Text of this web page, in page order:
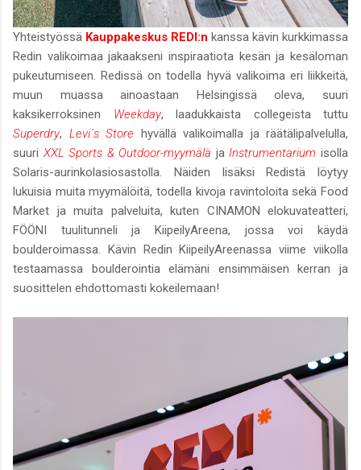
Yhteistyössä Kauppakeskus REDI:n kanssa kävin kurkkimassa
Redin valikoimaa jakaakseni inspiraatiota kesän ja kesäloman
pukeutumiseen. Redissä on todella hyvä valikoima eri liikkeitä,
muun muassa ainoastaan Helsingissä oleva, suuri
kaksikerroksinen Weekday, laadukkaista collegeista tuttu
Superdry, Levi´s Store hyvällä valikoimalla ja räätälipalvelulla,
suuri XXL Sports & Outdoor-myymälä jaInstrumentarium isolla
Solaris-aurinkolasiosastolla. Näiden lisäksi Redistä löytyy
lukuisia muita myymälöitä, todella kivoja ravintoloita sekä Food
Market ja muita palveluita, kuten CINAMON elokuvateatteri,
FÖÖNI tuulitunneli ja KiipeilyAreena, jossa voi käydä
boulderoimassa. Kävin Redin KiipeilyAreenassa viime viikolla
testaamassa boulderointia elämäni ensimmäisen kerran ja
suosittelen ehdottomasti kokeilemaan!